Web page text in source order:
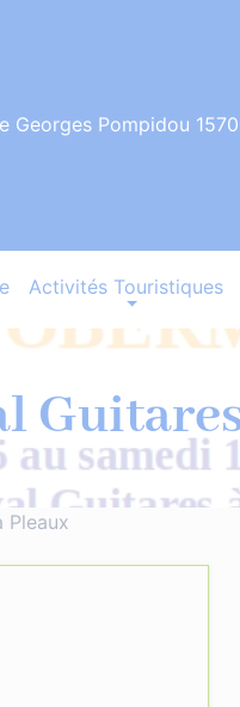
Georges Pompidou
Activités Touristiques
Pleaux